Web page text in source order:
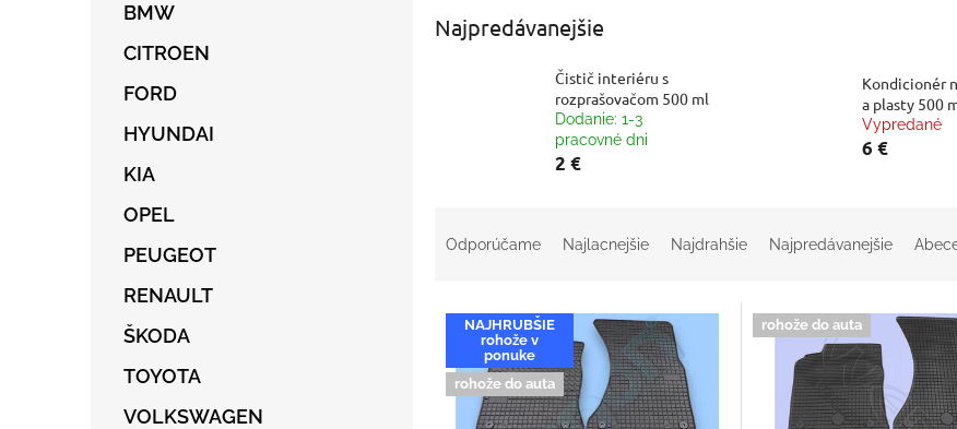
BMW
CITROEN
FORD
HYUNDAI
KIA
OPEL
PEUGEOT
RENAULT
ŠKODA
TOYOTA
VOLKSWAGEN
Najpredávanejšie
Čistič interiéru s
rozprašovačom 500 ml
Dodanie: 1-3
pracovné dni
2 €
Kondicionér
a plasty 500
Vypredané
6 €
Odporúčame Najlacnejšie Najdrahšie Najpredávanejšie
V
p
NAJHRUBŠIE
rohože v
ponuke
rohože do auta
rohože do auta